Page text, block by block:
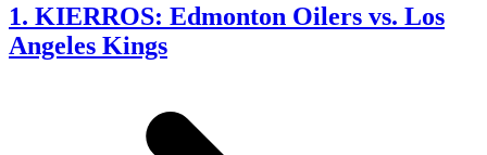
1. KIERROS: Edmonton Oilers vs. Los
Angeles Kings